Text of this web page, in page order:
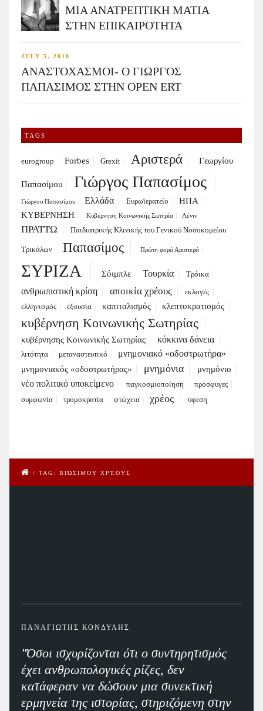
ΜΙΑ ΑΝΑΤΡΕΠΤΙΚΗ ΜΑΤΙΑ
ΣΤΗΝ ΕΠΙΚΑΙΡΟΤΗΤΑ
JULY 5, 2018
ΑΝΑΣΤΟΧΑΣΜΟΙ- Ο ΓΙΩΡΓΟΣ
ΠΑΠΑΣΙΜΟΣ ΣΤΗΝ OPEN ERT
TAGS
eurogroup Forbes Grexit Αριστερά Γεωργίου
Παπασίμου Γιώργος Παπασίμος
Γιώργου Παπασίμου Ελλάδα Ευρωϊερατείο
ΗΠΑ
ΚΥΒΕΡΝΗΣΗ
Κυβέρνηση Κοινωνικής Σωτηρία Λένιν
ΠΡΑΤΤΩ Παιδιατρικής Κλινικής του Γενικού Νοσοκομείου
Τρικάλων Παπασίμος Πρώτη φορά Αριστερά
ΣΥΡΙΖΑ Σόιμπλε Τουρκία Τρόικα
ανθρωπιστική κρίση αποικία χρέους
εκλογές
ελληνισμός
εξουσία καπιταλισμός κλεπτοκρατισμός
κυβέρνηση Κοινωνικής Σωτηρίας
κυβέρνησης Κοινωνικής Σωτηρίας κόκκινα δάνεια
λιτότητα μεταναστευτικό μνημονιακό «οδοστρωτήρα»
μνημονιακός «οδοστρωτήρας» μνημόνια μνημόνιο
νέο πολιτικό υποκείμενο παγκοσμιοποίηση
πρόσφυγες
συμφωνία
τρομοκρατία φτώχεια χρέος ύφεση
/ TAG: ΒΙΏΣΙΜΟΥ ΧΡΈΟΥΣ
ΠΑΝΑΓΙΩΤΗΣ ΚΟΝΔΥΛΗΣ
"Όσοι ισχυρίζονται ότι ο συντηρητισμός
έχει ανθρωπολογικές ρίζες, δεν
κατάφεραν να δώσουν μια συνεκτική
ερμηνεία της ιστορίας, στηριζόμενη στην